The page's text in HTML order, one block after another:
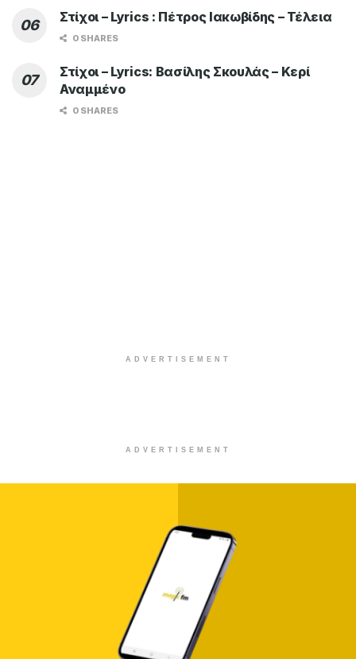
Στίχοι – Lyrics : Πέτρος Ιακωβίδης – Τέλεια
0 SHARES
Στίχοι – Lyrics: Βασίλης Σκουλάς – Κερί
Αναμμένο
0 SHARES
ADVERTISEMENT
ADVERTISEMENT